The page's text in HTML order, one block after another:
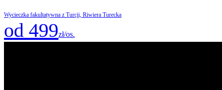
Wycieczka fakultatywna z Turcji, Riwiera Turecka
od 499zł/os.